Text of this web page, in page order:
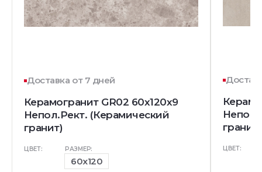
Доставка от 7 дней
Керамогранит GR02 60x120x9
Непол.Рект. (Керамический
гранит)
ЦВЕТ: РАЗМЕР:
60x120
гранит)
ЦВЕТ: